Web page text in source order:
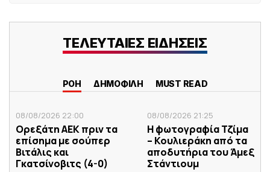
ΤΕΛΕΥΤΑΙΕΣ ΕΙΔΗΣΕΙΣ
ΡΟΗ ΔΗΜΟΦΙΛΗ MUST READ
08/08/2026 22:00
Ορεξάτη ΑΕΚ πριν τα
επίσημα με σούπερ
Βιτάλις και
Γκατσίνοβιτς (4-0)
08/08/2026 21:25
Η φωτογραφία Τζίμα
– Κουλιεράκη από τα
αποδυτήρια του Άμεξ
Στάντιουμ